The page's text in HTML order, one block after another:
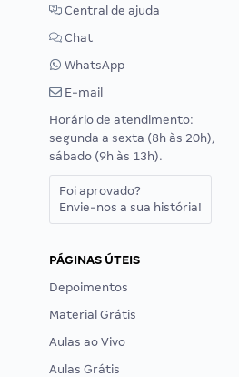
Central de ajuda
Chat
WhatsApp
E-mail
Horário de atendimento:
segunda a sexta (8h às 20h),
sábado (9h às 13h).
Foi aprovado?
Envie-nos a sua história!
PÁGINAS ÚTEIS
Depoimentos
Material Grátis
Aulas ao Vivo
Aulas Grátis